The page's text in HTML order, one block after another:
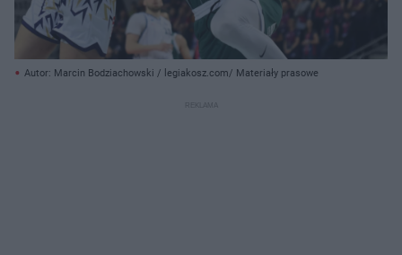
Autor: Marcin Bodziachowski / legiakosz.com/ Materiały prasowe